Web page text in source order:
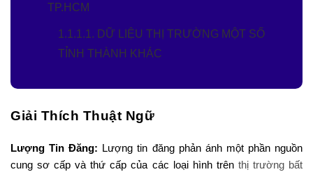
TP.HCM
1.1.1.1. DỮ LIỆU THỊ TRƯỜNG MỘT SỐ
TỈNH THÀNH KHÁC
Giải Thích Thuật Ngữ
Lượng Tin Đăng: Lượng tin đăng phản ánh một phần nguồn
cung sơ cấp và thứ cấp của các loại hình trên thị trường bất